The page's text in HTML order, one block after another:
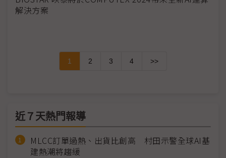
解決方案
1 2 3 4 >>
近７天熱門報導
MLCC訂單過熱、出貨比創高 村田示警全球AI基
建熱潮將趨緩